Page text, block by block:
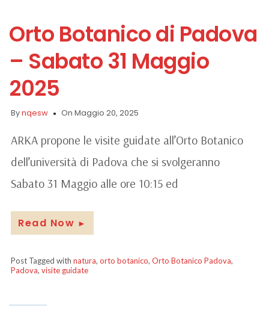
Orto Botanico di Padova
– Sabato 31 Maggio
2025
Bynqesw On Maggio 20, 2025
ARKA propone le visite guidate all’Orto Botanico
dell’università di Padova che si svolgeranno
Sabato 31 Maggio alle ore 10:15 ed
Read Now ►
Post Tagged with natura, orto botanico, Orto Botanico Padova,
Padova, visite guidate